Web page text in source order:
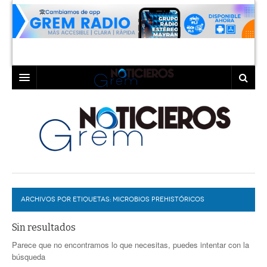
LAGUNA
TORREÓN
GÓMEZ PALACIO
LERDO
COAHUILA
DURANGO
DEPORTES
PROGRAMAS
EXA
COLABORADORES
ARCHIVOS POR ETIQUETAS: MICROBIOS PREHISTÓRICOS
Sin resultados
Parece que no encontramos lo que necesitas, puedes intentar con la
búsqueda